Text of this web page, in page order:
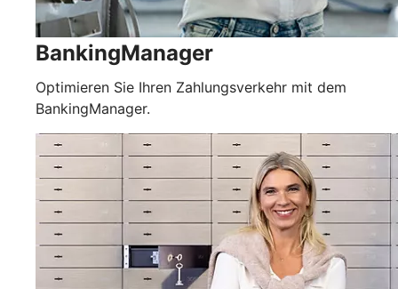
BankingManager
Optimieren Sie Ihren Zahlungsverkehr mit dem
BankingManager.